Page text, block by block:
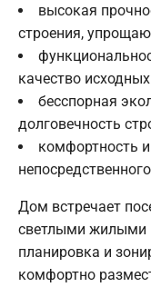
высокая
строения,
качество
бесспорная
долговечность
комфортность
Дом встречает
светлыми жилыми
планировка и
комфортно